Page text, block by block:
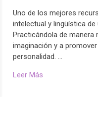
Uno de los mejores
intelectual y lingüística de
Practicándola de manera
imaginación y a
personalidad. …
Leer Más